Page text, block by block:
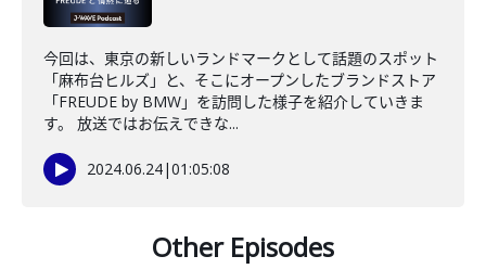
今回は、東京の新しいランドマークとして話題のスポット
「麻布台ヒルズ」と、そこにオープンしたブランドストア
「FREUDE by BMW」を訪問した様子を紹介していきま
す。 放送ではお伝えできな...
2024.06.24|01:05:08
Other Episodes